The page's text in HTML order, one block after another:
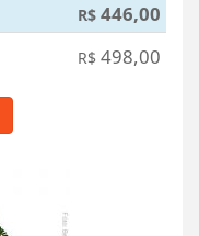
R$ 446,00
R$ 498,00